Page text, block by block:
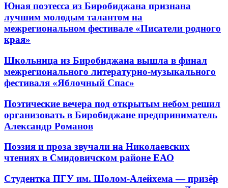
Юная поэтесса из Биробиджана признана
лучшим молодым талантом на
межрегиональном фестивале «Писатели родного
края»
Школьница из Биробиджана вышла в финал
межрегионального литературно-музыкального
фестиваля «Яблочный Спас»
Поэтические вечера под открытым небом решил
организовать в Биробиджане предприниматель
Александр Романов
Поэзия и проза звучали на Николаевских
чтениях в Смидовичском районе ЕАО
Студентка ПГУ им. Шолом-Алейхема — призёр